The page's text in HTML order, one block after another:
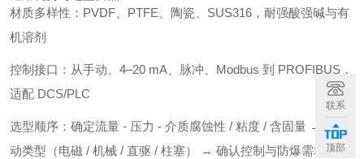
材质多样性：PVDF、PTFE、陶瓷、SUS316，耐强酸强碱与有
机溶剂
控制接口：从手动、4–20 mA、脉冲、Modbus 到 PROFIBUS，
适配 DCS/PLC
选型顺序：确定流量 - 压力 - 介质腐蚀性 / 粘度 / 含固量 → 选驱
动类型（电磁 / 机械 / 直驱 / 柱塞） → 确认控制与防爆需求
联系
顶部